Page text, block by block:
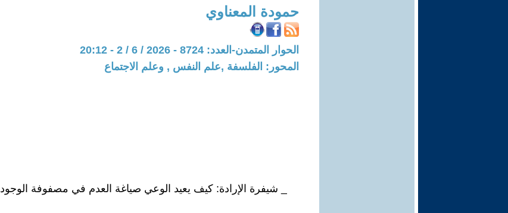
حمودة المعناوي
الحوار المتمدن-العدد: 8724 - 2026 / 6 / 2 - 20:12
المحور: الفلسفة ,علم النفس , وعلم الاجتماع
_ شيفرة الإرادة: كيف يعيد الوعي صياغة العدم في مصفوفة الوجود